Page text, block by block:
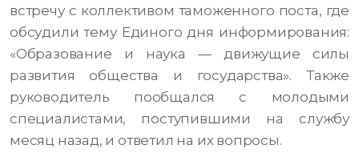
встречу с коллективом таможенного поста, где
обсудили тему Единого дня информирования:
«Образование и наука — движущие силы
развития общества и государства». Также
руководитель пообщался с молодыми
специалистами, поступившими на службу
месяц назад, и ответил на их вопросы.